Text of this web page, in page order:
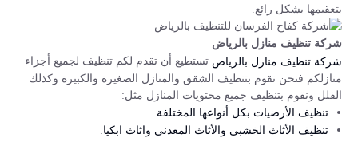
بتعقيمها بشكل رائع.
شركة تنظيف منازل بالرياض
شركة تنظيف منازل بالرياض تستطيع أن تقدم لكم تنظيف لجميع أجزاء
منازلكم فنحن نقوم بتنظيف الشقق والمنازل الصغيرة والكبيرة وكذلك
الفلل ونقوم بتنظيف جميع محتويات المنازل مثل:
تنظيف الأرضيات بكل أنواعها المختلفة.
تنظيف الأثاث الخشبي والأثاث المعدني واثاث ابكيا.